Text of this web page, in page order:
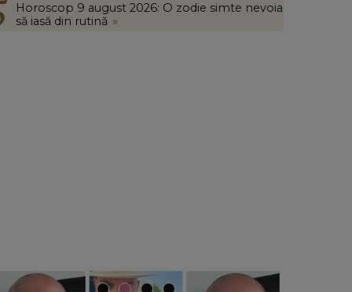
Horoscop 9 august 2026: O zodie simte nevoia
să iasă din rutină »